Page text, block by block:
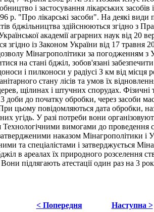
і застосування лікарських засобів
р. "Про лікарські засоби". На деякі
бджільництва здійснюються згідно з
академії аграрних наук від 20
згідно із Законом України від 17
Мінагрополітики за погодженням з
на стані бджіл, зобов'язані
і пилконоси у радіусі З км від місця
стану лісів та умов їх
щілинах і штучних спорудах.
до початку обробки, через засоби
цьому повідомляються дата обробки,
угідь. У разі потреби вони
Технологічними вимогами до проведення
наказом Мінагрополітики
та спеціалістами і затверджується
в ареалах їх природного розселення
Вони підлягають атестації один раз на 3
< Попередня Наступна >